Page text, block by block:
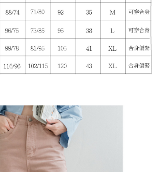
宜，請瀏覽以下網址：
徵得法定代理人或監護人之同意方可使用
度；若仍有額度不足之情形，本公司將視審查結果
有權停止該用戶之使用額度並採取法律行動。